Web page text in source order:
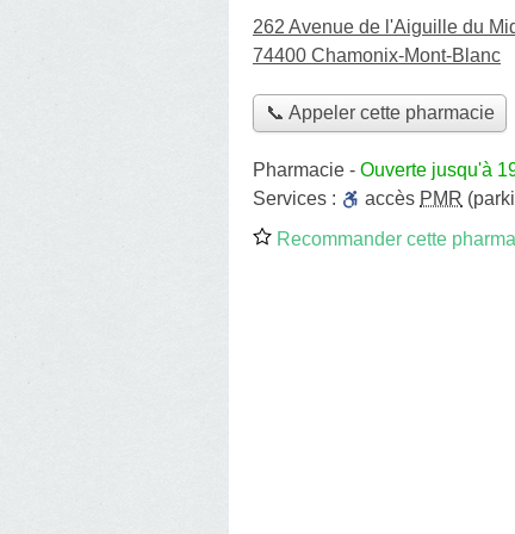
262 Avenue de l'Aiguille du
74400 Chamonix-Mont-Blanc
📞 Appeler cette pharmacie
Pharmacie - Ouverte jusqu'à
Services :
accès PMR
Recommander cette